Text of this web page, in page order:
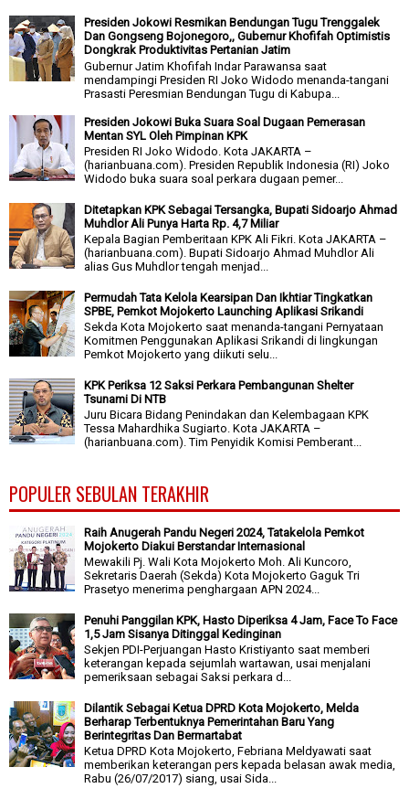
Presiden Jokowi Resmikan Bendungan Tugu Trenggalek
Dan Gongseng Bojonegoro,, Gubernur Khofifah Optimistis
Dongkrak Produktivitas Pertanian Jatim
Gubernur Jatim Khofifah Indar Parawansa saat
mendampingi Presiden RI Joko Widodo menanda-tangani
Prasasti Peresmian Bendungan Tugu di Kabupa...
Presiden Jokowi Buka Suara Soal Dugaan Pemerasan
Mentan SYL Oleh Pimpinan KPK
Presiden RI Joko Widodo. Kota JAKARTA –
(harianbuana.com). Presiden Republik Indonesia (RI) Joko
Widodo buka suara soal perkara dugaan pemer...
Ditetapkan KPK Sebagai Tersangka, Bupati Sidoarjo Ahmad
Muhdlor Ali Punya Harta Rp. 4,7 Miliar
Kepala Bagian Pemberitaan KPK Ali Fikri. Kota JAKARTA –
(harianbuana.com). Bupati Sidoarjo Ahmad Muhdlor Ali
alias Gus Muhdlor tengah menjad...
Permudah Tata Kelola Kearsipan Dan Ikhtiar Tingkatkan
SPBE, Pemkot Mojokerto Launching Aplikasi Srikandi
Sekda Kota Mojokerto saat menanda-tangani Pernyataan
Komitmen Penggunakan Aplikasi Srikandi di lingkungan
Pemkot Mojokerto yang diikuti selu...
KPK Periksa 12 Saksi Perkara Pembangunan Shelter
Tsunami Di NTB
Juru Bicara Bidang Penindakan dan Kelembagaan KPK
Tessa Mahardhika Sugiarto. Kota JAKARTA –
(harianbuana.com). Tim Penyidik Komisi Pemberant...
POPULER SEBULAN TERAKHIR
Raih Anugerah Pandu Negeri 2024, Tatakelola Pemkot
Mojokerto Diakui Berstandar Internasional
Mewakili Pj. Wali Kota Mojokerto Moh. Ali Kuncoro,
Sekretaris Daerah (Sekda) Kota Mojokerto Gaguk Tri
Prasetyo menerima penghargaan APN 2024...
Penuhi Panggilan KPK, Hasto Diperiksa 4 Jam, Face To Face
1,5 Jam Sisanya Ditinggal Kedinginan
Sekjen PDI-Perjuangan Hasto Kristiyanto saat memberi
keterangan kepada sejumlah wartawan, usai menjalani
pemeriksaan sebagai Saksi perkara d...
Dilantik Sebagai Ketua DPRD Kota Mojokerto, Melda
Berharap Terbentuknya Pemerintahan Baru Yang
Berintegritas Dan Bermartabat
Ketua DPRD Kota Mojokerto, Febriana Meldyawati saat
memberikan keterangan pers kepada belasan awak media,
Rabu (26/07/2017) siang, usai Sida...